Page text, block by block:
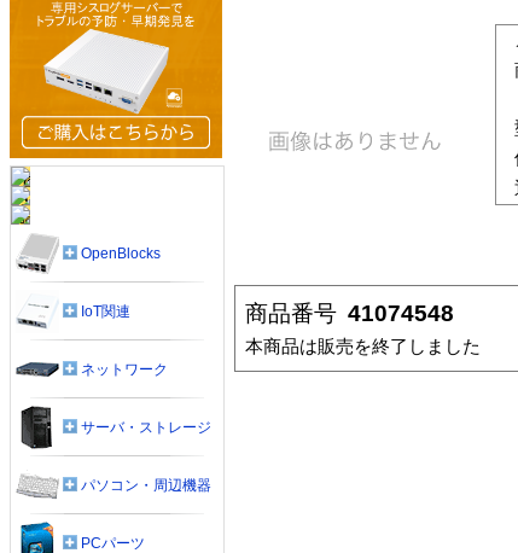
商品番号 41074548
本商品は販売を終了しました
OpenBlocks
IoT関連
ネットワーク
サーバ・ストレージ
パソコン・周辺機器
PCパーツ